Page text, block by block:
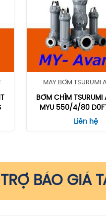
MÁY BƠM TSURUMI
BƠM CHÌM TSURUMI
MYU 550/4/80
Liên hệ
BÁO GIÁ